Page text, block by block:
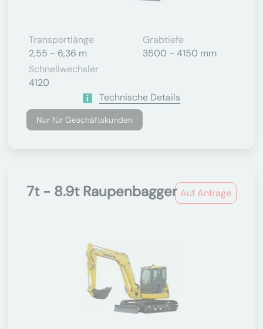
Transportlänge
2,55 - 6,36 m
Grabtiefe
3500 - 4150 mm
Schnellwechsler
4120
Technische Details
Nur für Geschäftskunden
Auf Anfrage
7t - 8.9t Raupenbagger